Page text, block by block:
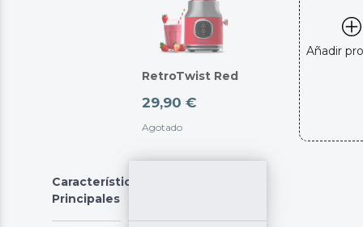
RetroTwist Red
29,90 €
Agotado
Añadir
Características
Principales